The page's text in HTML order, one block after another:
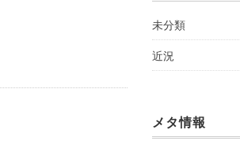
未分類
近況
メタ情報